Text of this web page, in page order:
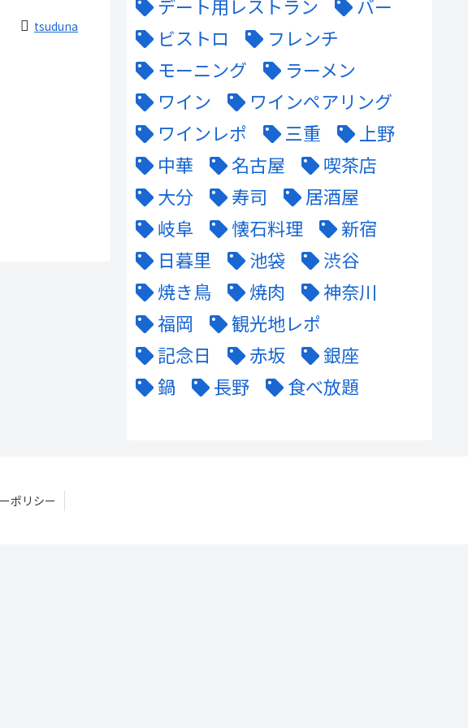
tsuduna
デート用レストラン
バー
ビストロ
フレンチ
モーニング
ラーメン
ワイン
ワインペアリング
ワインレポ
三重
上野
中華
名古屋
喫茶店
大分
寿司
居酒屋
岐阜
懐石料理
新宿
日暮里
池袋
渋谷
焼き鳥
焼肉
神奈川
福岡
観光地レポ
記念日
赤坂
銀座
鍋
長野 食べ放題
ポリシー